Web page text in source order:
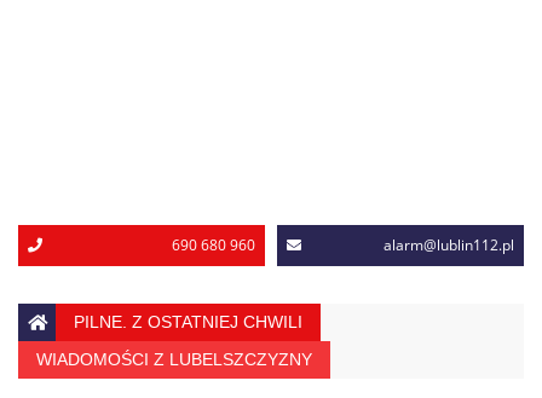
690 680 960 alarm@lublin112.pl
PILNE. Z OSTATNIEJ CHWILI
WIADOMOŚCI Z LUBELSZCZYZNY